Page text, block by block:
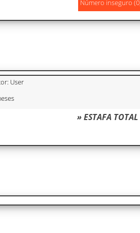
User
» ESTAFA